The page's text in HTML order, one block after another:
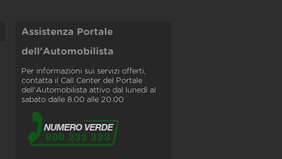
Assistenza Portale
dell'Automobilista
Per informazioni sui servizi offerti,
contatta il Call Center del Portale
dell'Automobilista attivo dal lunedì al
sabato dalle 8.00 alle 20.00